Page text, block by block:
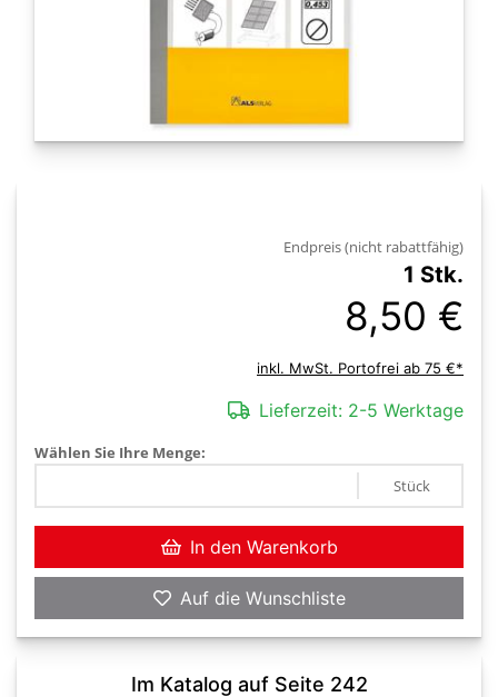
Endpreis (nicht rabattfähig)
1 Stk.
8,50 €
inkl. MwSt. Portofrei ab 75 €*
Lieferzeit: 2-5 Werktage
Wählen Sie Ihre Menge:
Stück
In den Warenkorb
Auf die Wunschliste
Im Katalog auf Seite 242